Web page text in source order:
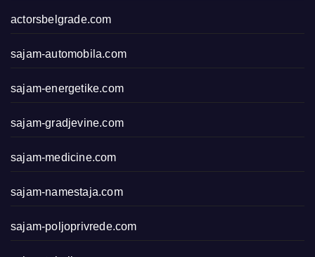
actorsbelgrade.com
sajam-automobila.com
sajam-energetike.com
sajam-gradjevine.com
sajam-medicine.com
sajam-namestaja.com
sajam-poljoprivrede.com